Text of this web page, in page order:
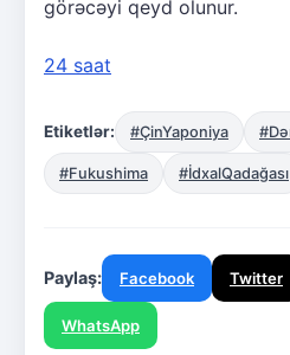
görəcəyi qeyd olunur.
24 saat
Etiketlər: #ÇinYaponiya
#Fukushima #İdxalQadağası
Paylaş: Facebook Twitter
WhatsApp